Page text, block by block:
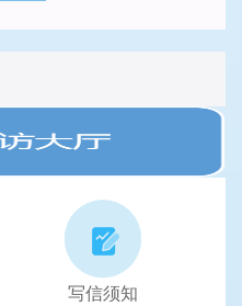
写信须知